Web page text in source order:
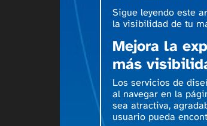
Sigue leyendo este
la visibilidad de tu
Mejora la
más
Los servicios de
al navegar en la
sea atractiva,
usuario pueda